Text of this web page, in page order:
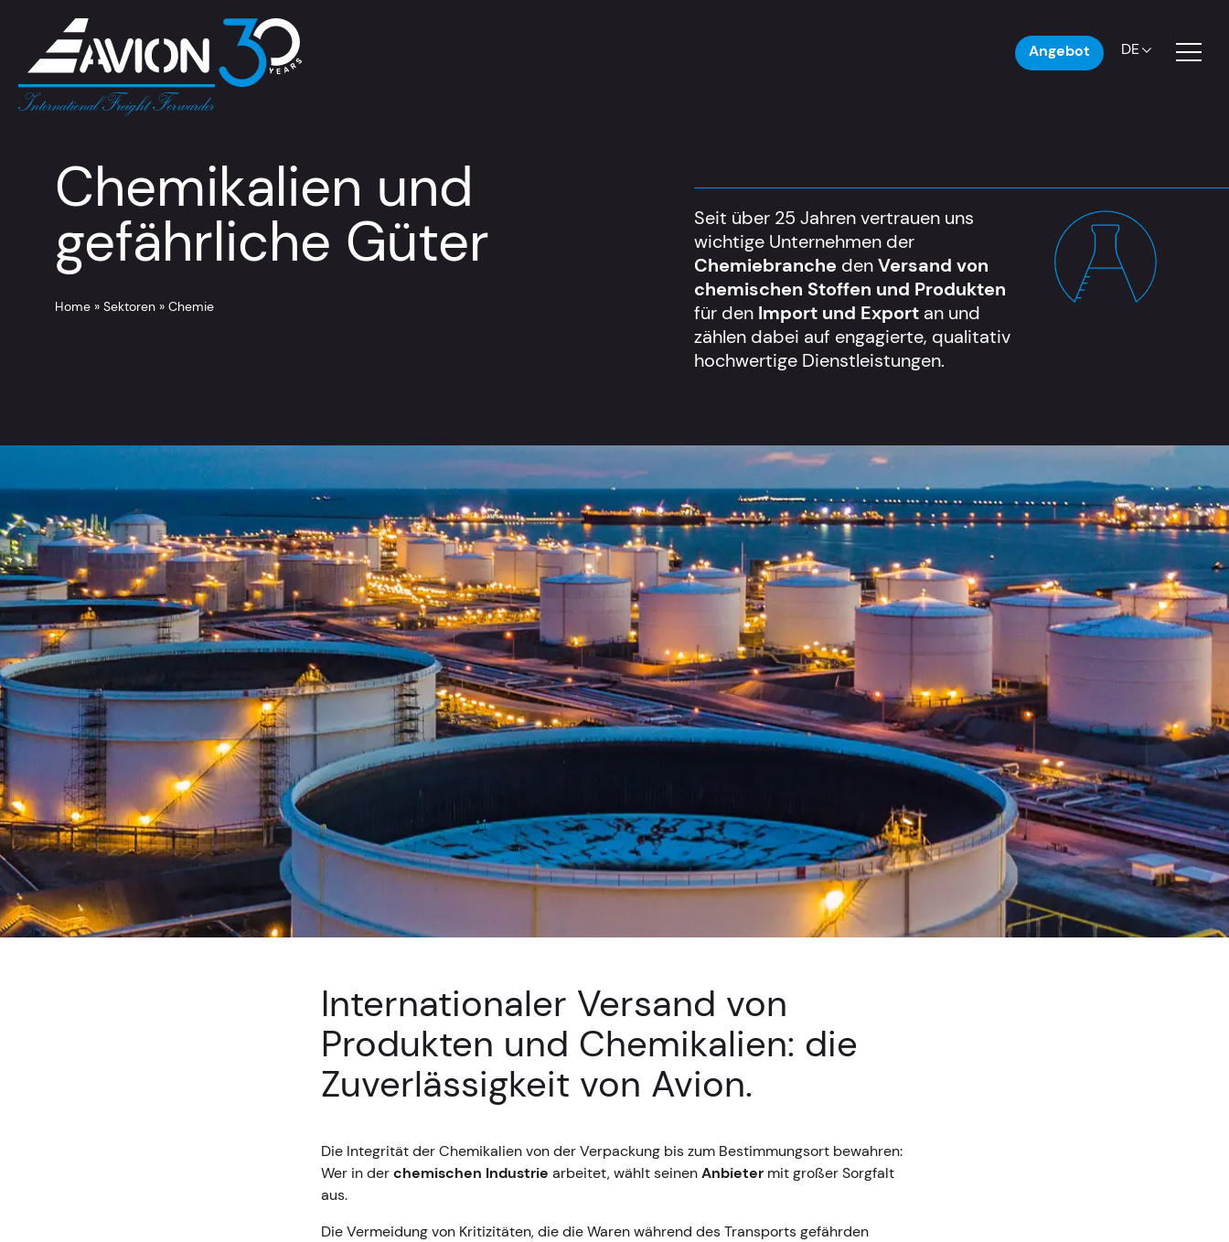
Angebot DE
Chemikalien und
gefährliche Güter
Home » Sektoren » Chemie
Seit über 25 Jahren vertrauen uns
wichtige Unternehmen der
Chemiebranche denVersand von
chemischen Stoffen und Produkten
für den Import und Export an und
zählen dabei auf engagierte, qualitativ
hochwertige Dienstleistungen.
Internationaler Versand von
Produkten und Chemikalien: die
Zuverlässigkeit von Avion.
Die Integrität der Chemikalien von der Verpackung bis zum Bestimmungsort bewahren:
Wer in derchemischen Industrie arbeitet, wählt seinenAnbieter mit großer Sorgfalt
aus.
Die Vermeidung von Kritizitäten, die die Waren während des Transports gefährden